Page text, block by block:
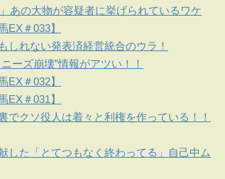
あの大物が容疑者に挙げられているワケ
EX＃033】
しれない発表済経営統合のウラ！
ーズ崩壊”情報がアツい！！
EX＃032】
EX＃031】
でクソ役人は着々と利権を作っている！！
した「とてつもなく終わってる」自己中ム